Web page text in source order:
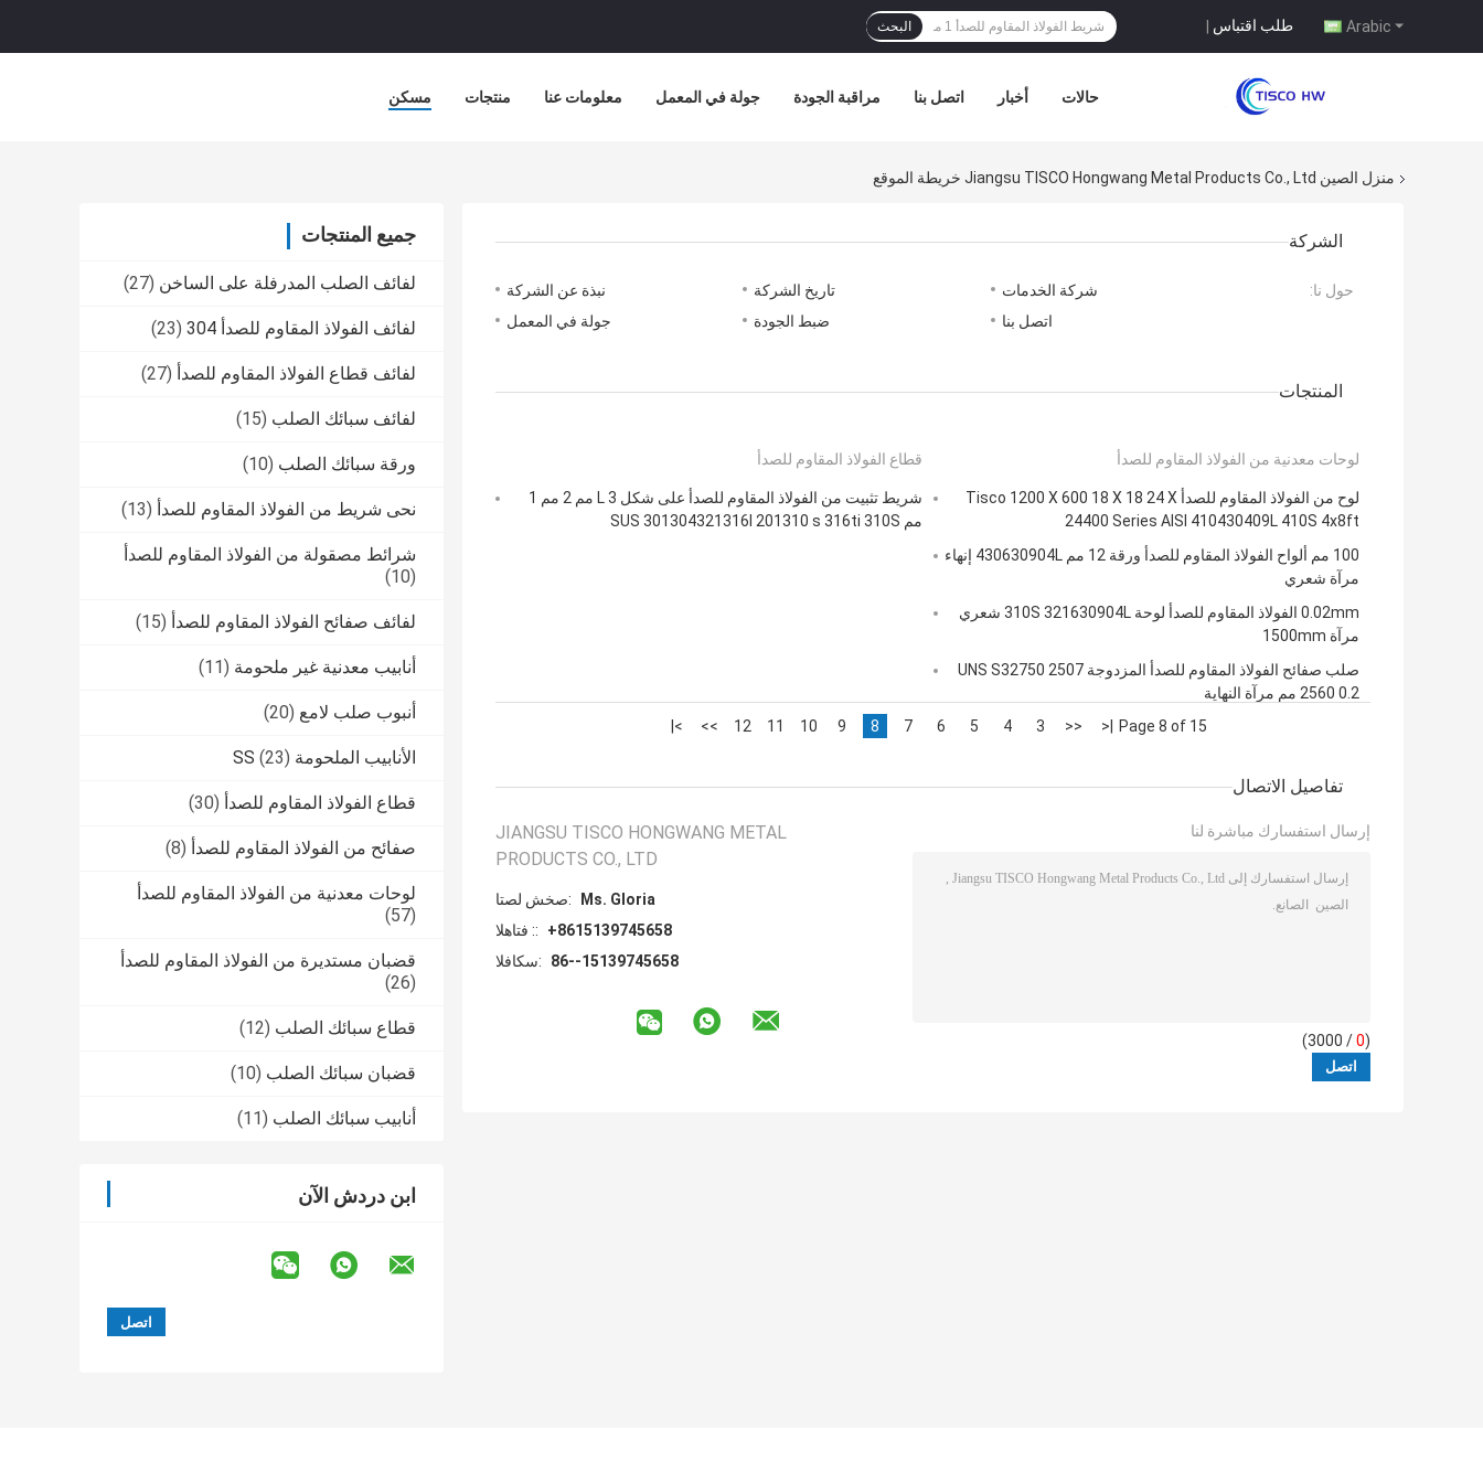
Arabic طلب اقتباس | البحث
مسكن منتجات معلومات عنا جولة في المعمل مراقبة الجودة اتصل بنا أخبار حالات
منزل الصين Jiangsu TISCO Hongwang Metal Products Co., Ltd خريطة الموقع
جميع المنتجات
لفائف الصلب المدرفلة على الساخن (27)
لفائف الفولاذ المقاوم للصدأ 304 (23)
لفائف قطاع الفولاذ المقاوم للصدأ (27)
لفائف سبائك الصلب (15)
ورقة سبائك الصلب (10)
نحى شريط من الفولاذ المقاوم للصدأ (13)
شرائط مصقولة من الفولاذ المقاوم للصدأ
(10)
لفائف صفائح الفولاذ المقاوم للصدأ (15)
أنابيب معدنية غير ملحومة (11)
أنبوب صلب لامع (20)
الأنابيب الملحومة SS (23)
قطاع الفولاذ المقاوم للصدأ (30)
صفائح من الفولاذ المقاوم للصدأ (8)
لوحات معدنية من الفولاذ المقاوم للصدأ
(57)
قضبان مستديرة من الفولاذ المقاوم للصدأ
(26)
قطاع سبائك الصلب (12)
قضبان سبائك الصلب (10)
أنابيب سبائك الصلب (11)
ابن دردش الآن
الشركة
حول نا: نبذة عن الشركة تاريخ الشركة
شركة الخدمات
جولة في المعمل
ضبط الجودة اتصل بنا
المنتجات
قطاع الفولاذ المقاوم للصدأ
شريط تثبيت من الفولاذ المقاوم للصدأ على شكل L 3 مم 2 مم 1
مم SUS 301304321316l 201310 s 316ti 310S
لوحات معدنية من الفولاذ المقاوم للصدأ
لوح من الفولاذ المقاوم للصدأ Tisco 1200 X 600 18 X 18 24 X
24400 Series AISI 410430409L 410S 4x8ft
100 مم ألواح الفولاذ المقاوم للصدأ ورقة 12 مم 430630904L إنهاء
مرآة شعري
0.02mm الفولاذ المقاوم للصدأ لوحة 310S 321630904L شعري
مرآة 1500mm
صلب صفائح الفولاذ المقاوم للصدأ المزدوجة UNS S32750 2507
2560 0.2 مم مرآة النهاية
Page 8 of 15
|<
<<
3
4
5
6
7
8
9
10
11
12
>>
>|
تفاصيل الاتصال
JIANGSU TISCO HONGWANG METAL
PRODUCTS CO., LTD
اتصل شخص:
Ms. Gloria
الهاتف ::
+8615139745658
الفاكس:
86--15139745658
إرسال استفسارك مباشرة لنا
(
0
/ 3000)